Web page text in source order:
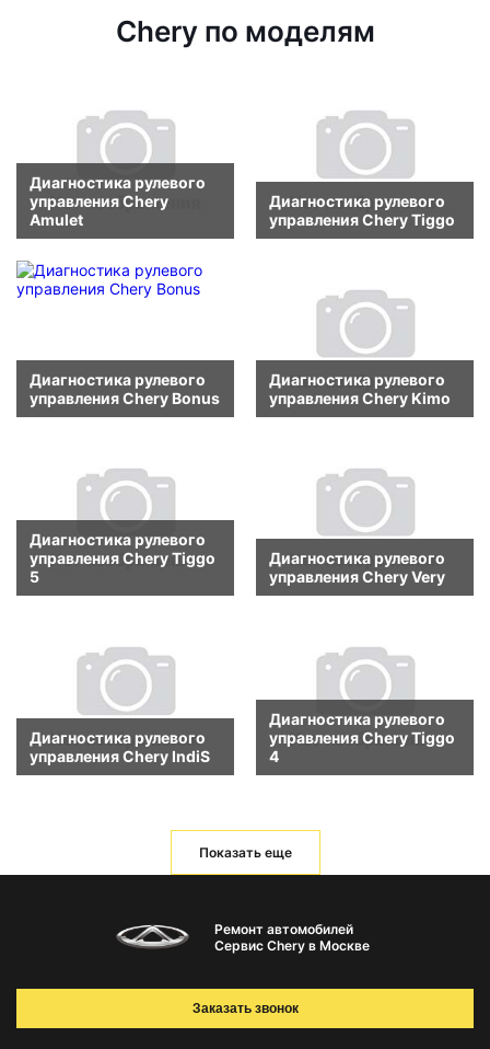
Chery по моделям
Диагностика рулевого
управления Chery
Amulet
Диагностика рулевого
управления Chery Tiggo
Диагностика рулевого
управления Chery Bonus
Диагностика рулевого
управления Chery Kimo
Диагностика рулевого
управления Chery Tiggo
5
Диагностика рулевого
управления Chery Very
Диагностика рулевого
управления Chery IndiS
Диагностика рулевого
управления Chery Tiggo
4
Показать еще
Ремонт автомобилей
Сервис Chery в Москве
Заказать звонок